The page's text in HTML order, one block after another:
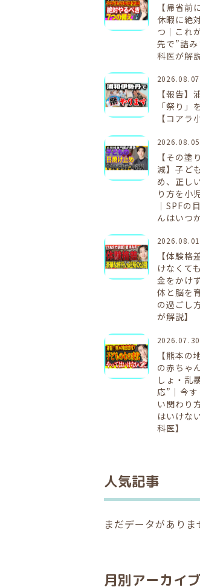
【帰省前
休暇に絶
つ｜これ
先で”詰
科医が解説
2026.08.07
【報告】
「祭り」
【コアラ
2026.08.05
【その塗
減】子ど
め、正し
り方を小
｜SPFの
んはいつ
2026.08.01
【体験格
けなくて
金をかけ
体と脳を
の過ごし
が解説】
2026.07.30
【熊本の
の赤ちゃ
しょ・乱
応”｜今
い関わり
はいけな
科医】
人気記事
まだデータがありま
月別アーカイブ